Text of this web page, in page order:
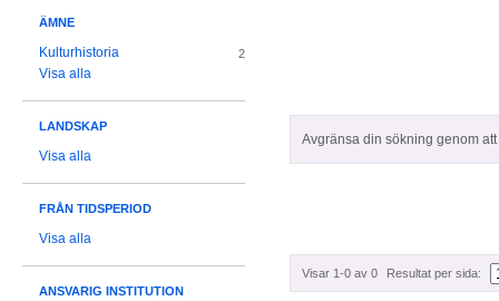
Avgränsa din sökning genom
Visar 1-0 av 0 Resultat per sida:
ÄMNE
Kulturhistoria 2
Visa alla
LANDSKAP
Visa alla
FRÅN TIDSPERIOD
Visa alla
ANSVARIG INSTITUTION